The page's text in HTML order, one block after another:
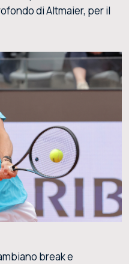
di Altmaier, per il
break e